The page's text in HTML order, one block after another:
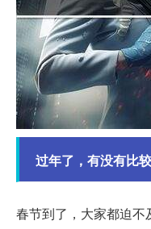
过年了，有没有比
春节到了，大家都迫不